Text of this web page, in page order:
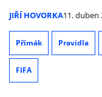
JIŘÍ HOVORKA11. duben
Přímák Pravidla
FIFA